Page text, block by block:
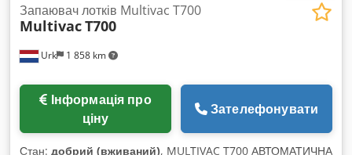
Urk 1 858 km
Запаювач лотків Multivac T700
MultivacT700
ціну
Зателефонувати
Стан: добрий (вживаний), MULTIVAC T700 АВТОМАТИЧНА